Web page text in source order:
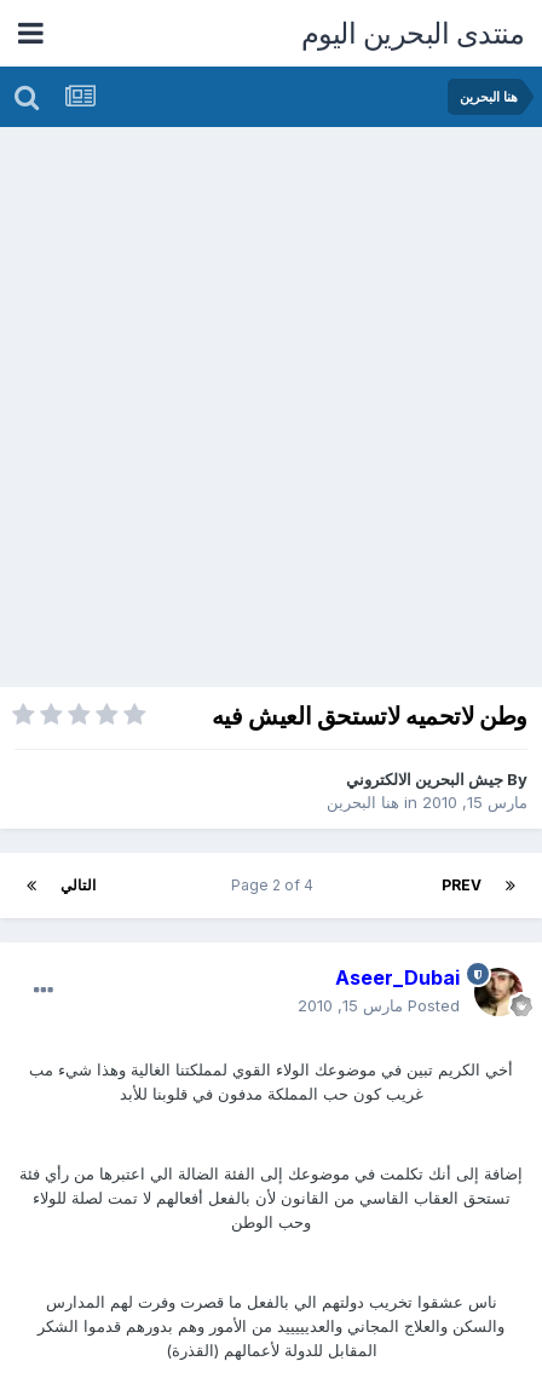
منتدى البحرين اليوم
هنا البحرين
وطن لاتحميه لاتستحق العيش فيه
By جيش البحرين الالكتروني
مارس 15, 2010
in هنا البحرين
PREV التالي Page 2 of 4
Aseer_Dubai
Posted مارس 15, 2010
أخي الكريم تبين في موضوعك الولاء القوي لمملكتنا الغالية وهذا شيء مب
غريب كون حب المملكة مدفون في قلوبنا للأبد
إضافة إلى أنك تكلمت في موضوعك إلى الفئة الضالة الي اعتبرها من رأي فئة
تستحق العقاب القاسي من القانون لأن بالفعل أفعالهم لا تمت لصلة للولاء
وحب الوطن
ناس عشقوا تخريب دولتهم الي بالفعل ما قصرت وفرت لهم المدارس
والسكن والعلاج المجاني والعديييييد من الأمور وهم بدورهم قدموا الشكر
المقابل للدولة لأعمالهم (القذرة)